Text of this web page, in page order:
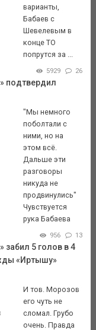
варианты,
Бабаев с
Шевелевым в
конце ТО
попрутся за ...
5929 26
подтвердил
"Мы немного
поболтали с
ними, но на
этом всё.
Дальше эти
разговоры
никуда не
продвинулись"
Чувствуется
рука Бабаева
956 13
забил 5 голов в 4
«Иртышу»
И тов. Морозов
его чуть не
сломал. Грубо
очень. Правда